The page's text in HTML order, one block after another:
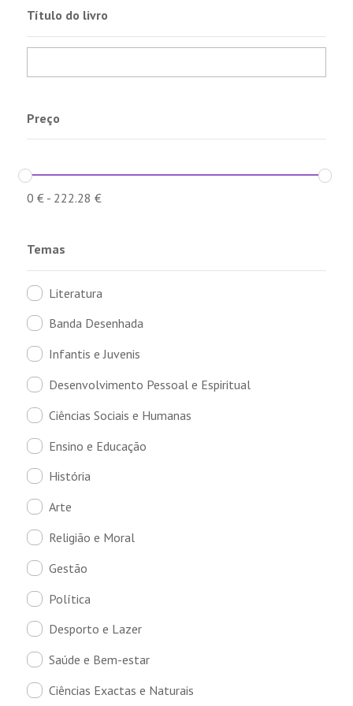
Título do livro
Preço
0 €- 222.28 €
Temas
Literatura
Banda Desenhada
Infantis e Juvenis
Desenvolvimento Pessoal e Espiritual
Ciências Sociais e Humanas
Ensino e Educação
História
Arte
Religião e Moral
Gestão
Política
Desporto e Lazer
Saúde e Bem-estar
Ciências Exactas e Naturais